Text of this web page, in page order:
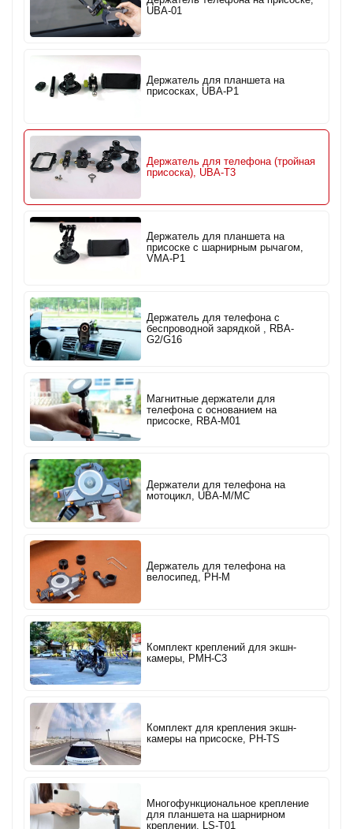
UBA-01
Держатель для планшета на
присосках, UBA-P1
Держатель для телефона (тройная
присоска), UBA-T3
Держатель для планшета на
присоске с шарнирным рычагом,
VMA-P1
Держатель для телефона с
беспроводной зарядкой , RBA-
G2/G16
Магнитные держатели для
телефона с основанием на
присоске, RBA-M01
Держатели для телефона на
мотоцикл, UBA-M/MC
Держатель для телефона на
велосипед, PH-M
Комплект креплений для экшн-
камеры, PMH-C3
Комплект для крепления экшн-
камеры на присоске, PH-TS
Многофункциональное крепление
для планшета на шарнирном
креплении, LS-T01